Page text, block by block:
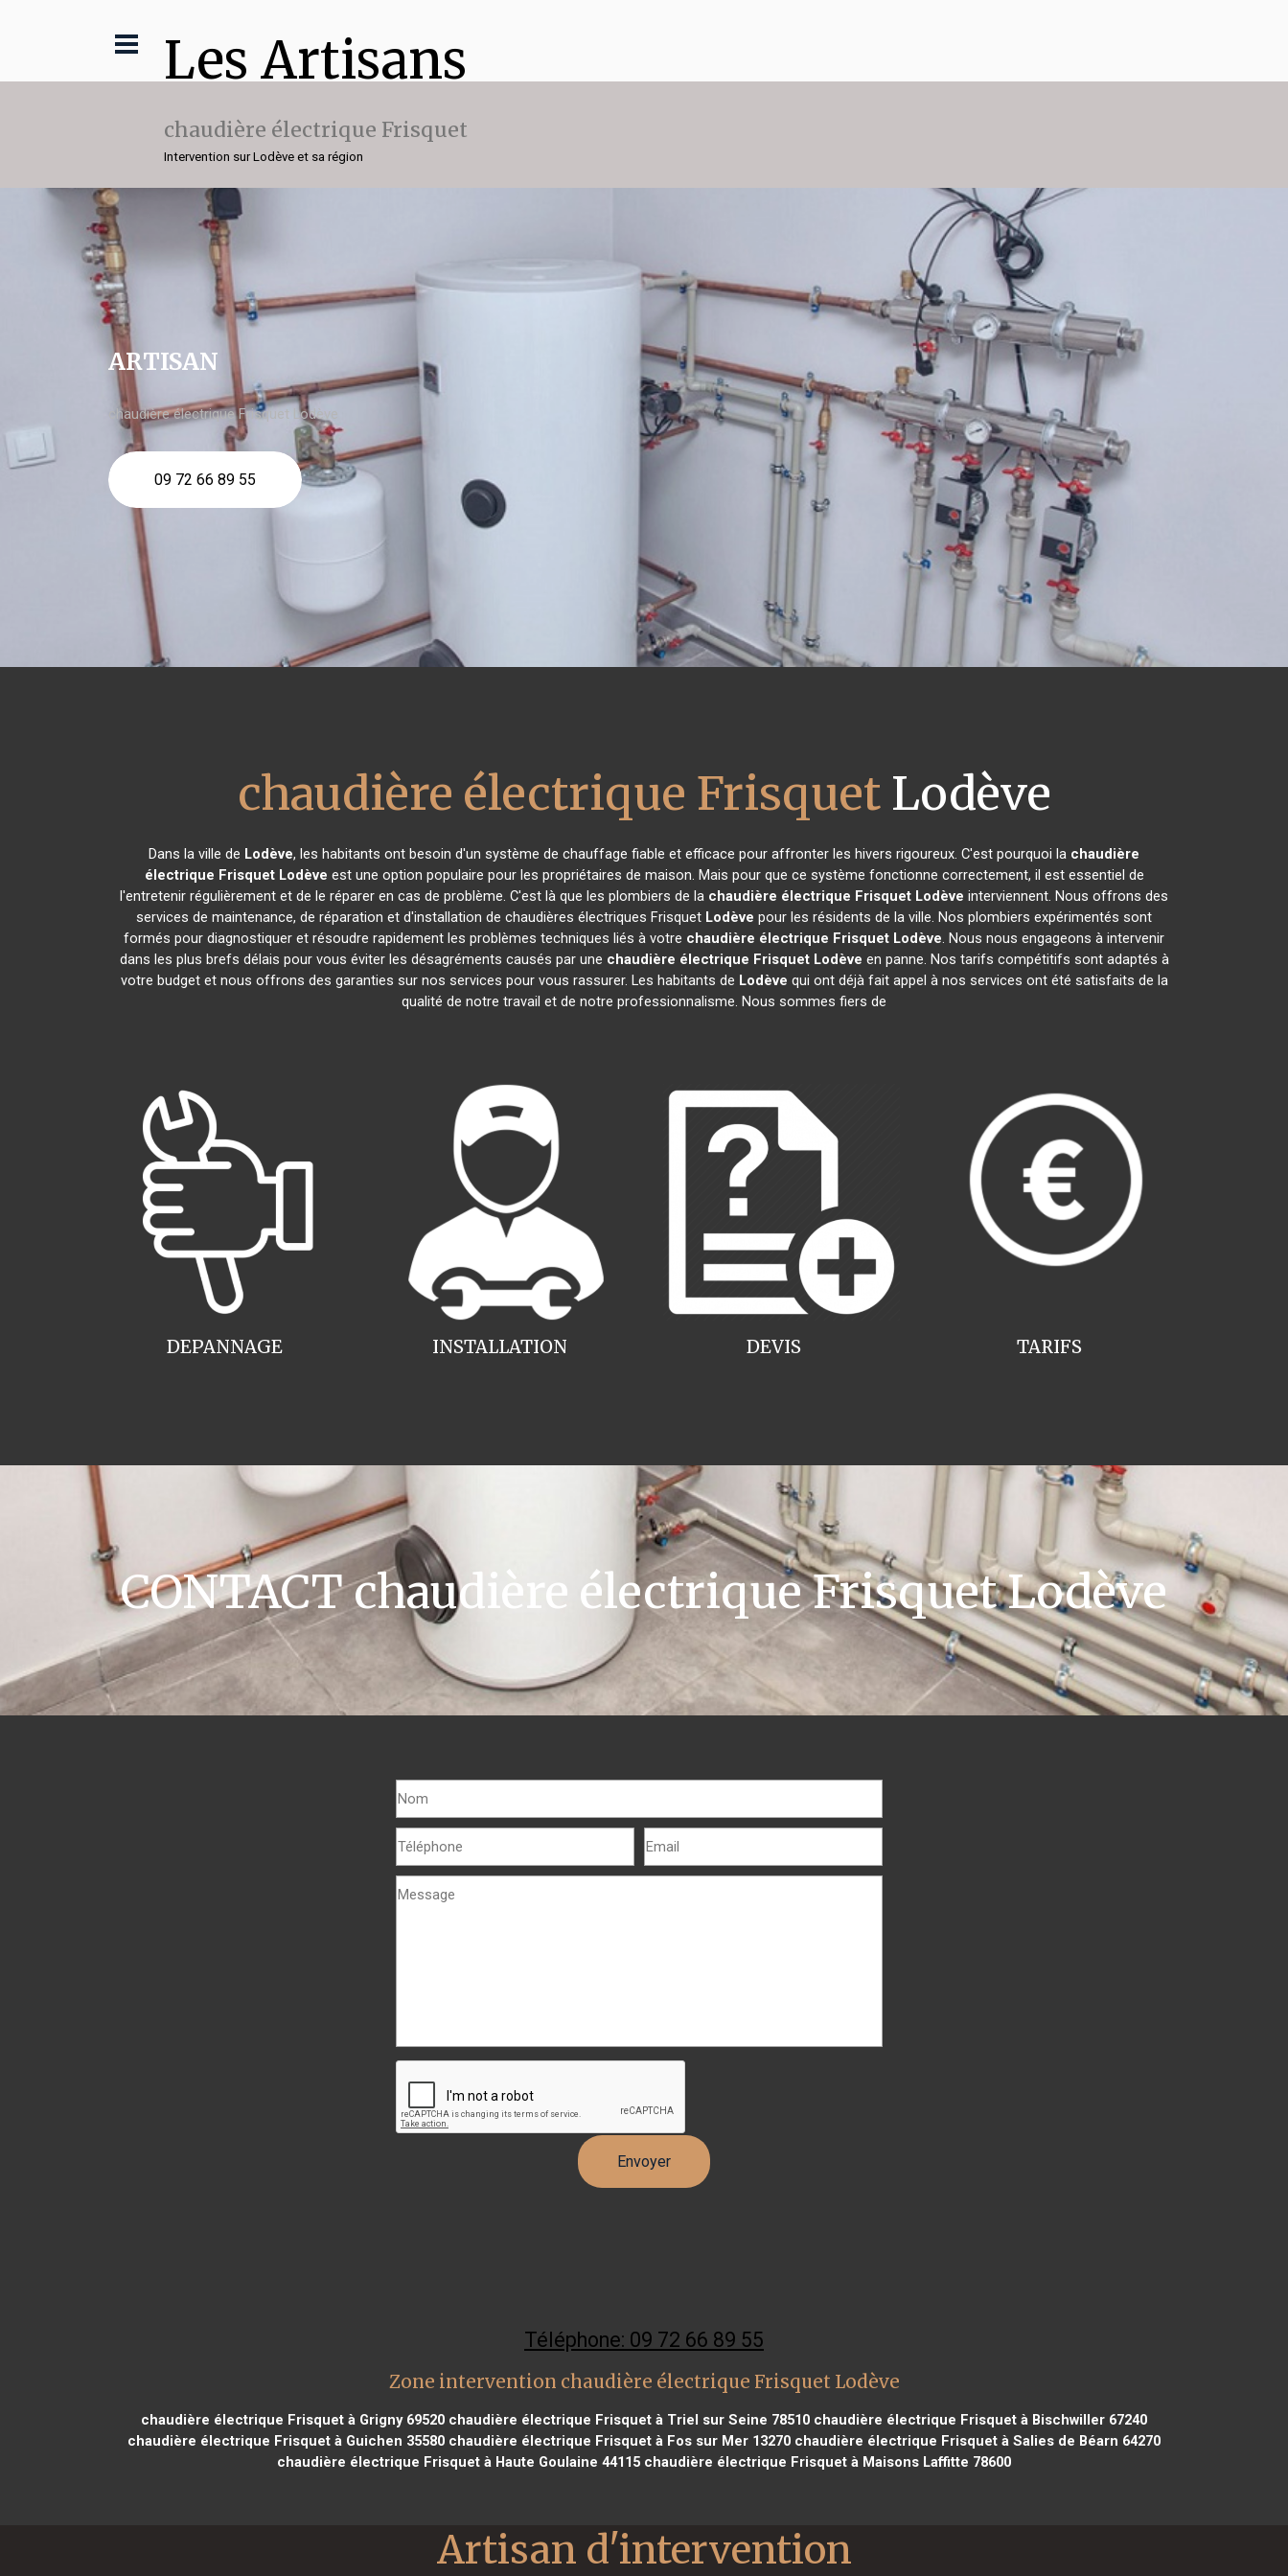
Les Artisans
chaudière électrique Frisquet
Intervention sur Lodève et sa région
ARTISAN
chaudière électrique Frisquet Lodève
09 72 66 89 55
chaudière électrique FrisquetLodève
Dans la ville de Lodève, les habitants ont besoin d'un système de chauffage fiable et efficace pour affronter les hivers rigoureux. C'est pourquoi la chaudière
électrique Frisquet Lodève est une option populaire pour les propriétaires de maison. Mais pour que ce système fonctionne correctement, il est essentiel de
l'entretenir régulièrement et de le réparer en cas de problème. C'est là que les plombiers de la chaudière électrique Frisquet Lodève interviennent. Nous offrons des
services de maintenance, de réparation et d'installation de chaudières électriques Frisquet Lodève pour les résidents de la ville. Nos plombiers expérimentés sont
formés pour diagnostiquer et résoudre rapidement les problèmes techniques liés à votre chaudière électrique Frisquet Lodève. Nous nous engageons à intervenir
dans les plus brefs délais pour vous éviter les désagréments causés par une chaudière électrique Frisquet Lodève en panne. Nos tarifs compétitifs sont adaptés à
votre budget et nous offrons des garanties sur nos services pour vous rassurer. Les habitants de Lodève qui ont déjà fait appel à nos services ont été satisfaits de la
qualité de notre travail et de notre professionnalisme. Nous sommes fiers de
INSTALLATION
DEPANNAGE TARIFS
DEVIS
CONTACT chaudière électrique Frisquet Lodève
Téléphone: 09 72 66 89 55
Zone intervention chaudière électrique Frisquet Lodève
chaudière électrique Frisquet à Grigny 69520 chaudière électrique Frisquet à Triel sur Seine 78510 chaudière électrique Frisquet à Bischwiller 67240
chaudière électrique Frisquet à Guichen 35580 chaudière électrique Frisquet à Fos sur Mer 13270 chaudière électrique Frisquet à Salies de Béarn 64270
chaudière électrique Frisquet à Haute Goulaine 44115 chaudière électrique Frisquet à Maisons Laffitte 78600
Artisan d'intervention